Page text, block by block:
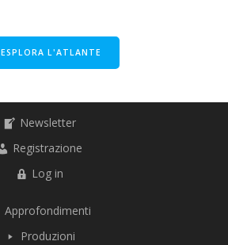
ESPLORA L'ATLANTE
Newsletter
Registrazione
Log in
Approfondimenti
Produzioni